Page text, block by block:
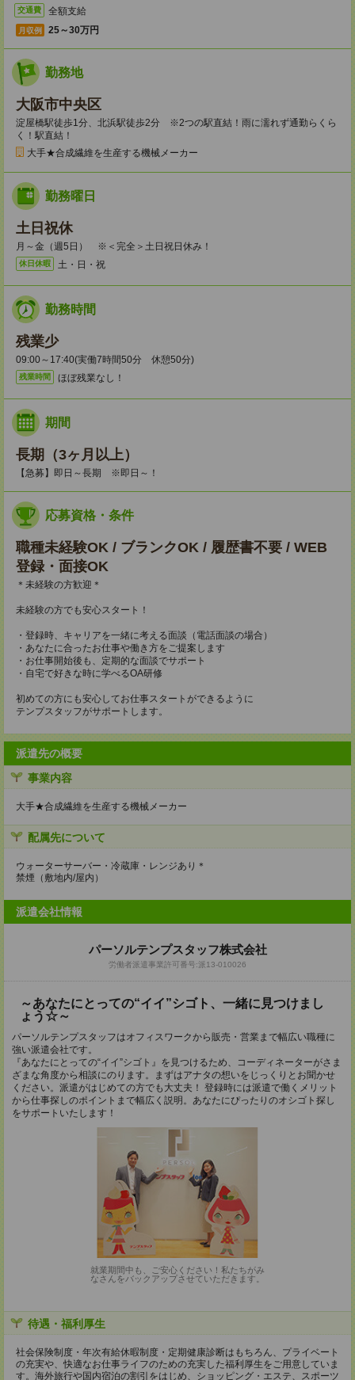
交通費 全額支給
月収例 25～30万円
勤務地
大阪市中央区
淀屋橋駅徒歩1分、北浜駅徒歩2分 ※2つの駅直結！雨に濡れず通勤らくら
く！駅直結！
大手★合成繊維を生産する機械メーカー
勤務曜日
土日祝休
月～金（週5日） ※＜完全＞土日祝日休み！
休日休暇 土・日・祝
勤務時間
残業少
09:00～17:40(実働7時間50分 休憩50分)
残業時間 ほぼ残業なし！
期間
長期（3ヶ月以上）
【急募】即日～長期 ※即日～！
応募資格・条件
職種未経験OK / ブランクOK / 履歴書不要 / WEB
登録・面接OK
＊未経験の方歓迎＊
未経験の方でも安心スタート！
・登録時、キャリアを一緒に考える面談（電話面談の場合）
・あなたに合ったお仕事や働き方をご提案します
・お仕事開始後も、定期的な面談でサポート
・自宅で好きな時に学べるOA研修
初めての方にも安心してお仕事スタートができるように
テンプスタッフがサポートします。
派遣先の概要
事業内容
大手★合成繊維を生産する機械メーカー
配属先について
ウォーターサーバー・冷蔵庫・レンジあり＊
禁煙（敷地内/屋内）
派遣会社情報
パーソルテンプスタッフ株式会社
労働者派遣事業許可番号:派13-010026
～あなたにとっての“イイ”シゴト、一緒に見つけまし
ょう☆～
パーソルテンプスタッフはオフィスワークから販売・営業まで幅広い職種に
強い派遣会社です。
『あなたにとっての“イイ”シゴト』を見つけるため、コーディネーターがさま
ざまな角度から相談にのります。まずはアナタの想いをじっくりとお聞かせ
ください。派遣がはじめての方でも大丈夫！ 登録時には派遣で働くメリット
から仕事探しのポイントまで幅広く説明。あなたにぴったりのオシゴト探し
をサポートいたします！
就業期間中も、ご安心ください！私たちがみ
なさんをバックアップさせていただきます。
待遇・福利厚生
社会保険制度・年次有給休暇制度・定期健康診断はもちろん、プライベート
の充実や、快適なお仕事ライフのための充実した福利厚生をご用意していま
す。海外旅行や国内宿泊の割引をはじめ、ショッピング・エステ、スポーツ